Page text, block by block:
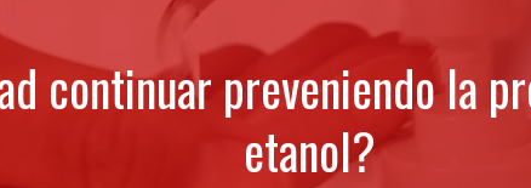
continuar preveniendo la
etanol?